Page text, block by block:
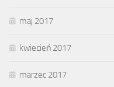
maj 2017
kwiecień 2017
marzec 2017